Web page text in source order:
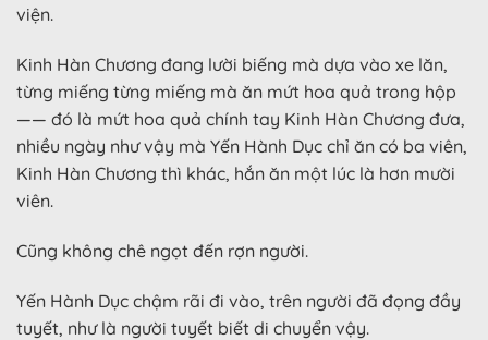
viện.
Kinh Hàn Chương đang lười biếng mà dựa vào xe lăn,
từng miếng từng miếng mà ăn mứt hoa quả trong hộp
—— đó là mứt hoa quả chính tay Kinh Hàn Chương đưa,
nhiều ngày như vậy mà Yến Hành Dục chỉ ăn có ba viên,
Kinh Hàn Chương thì khác, hắn ăn một lúc là hơn mười
viên.
Cũng không chê ngọt đến rợn người.
Yến Hành Dục chậm rãi đi vào, trên người đã đọng đầy
tuyết, như là người tuyết biết di chuyển vậy.